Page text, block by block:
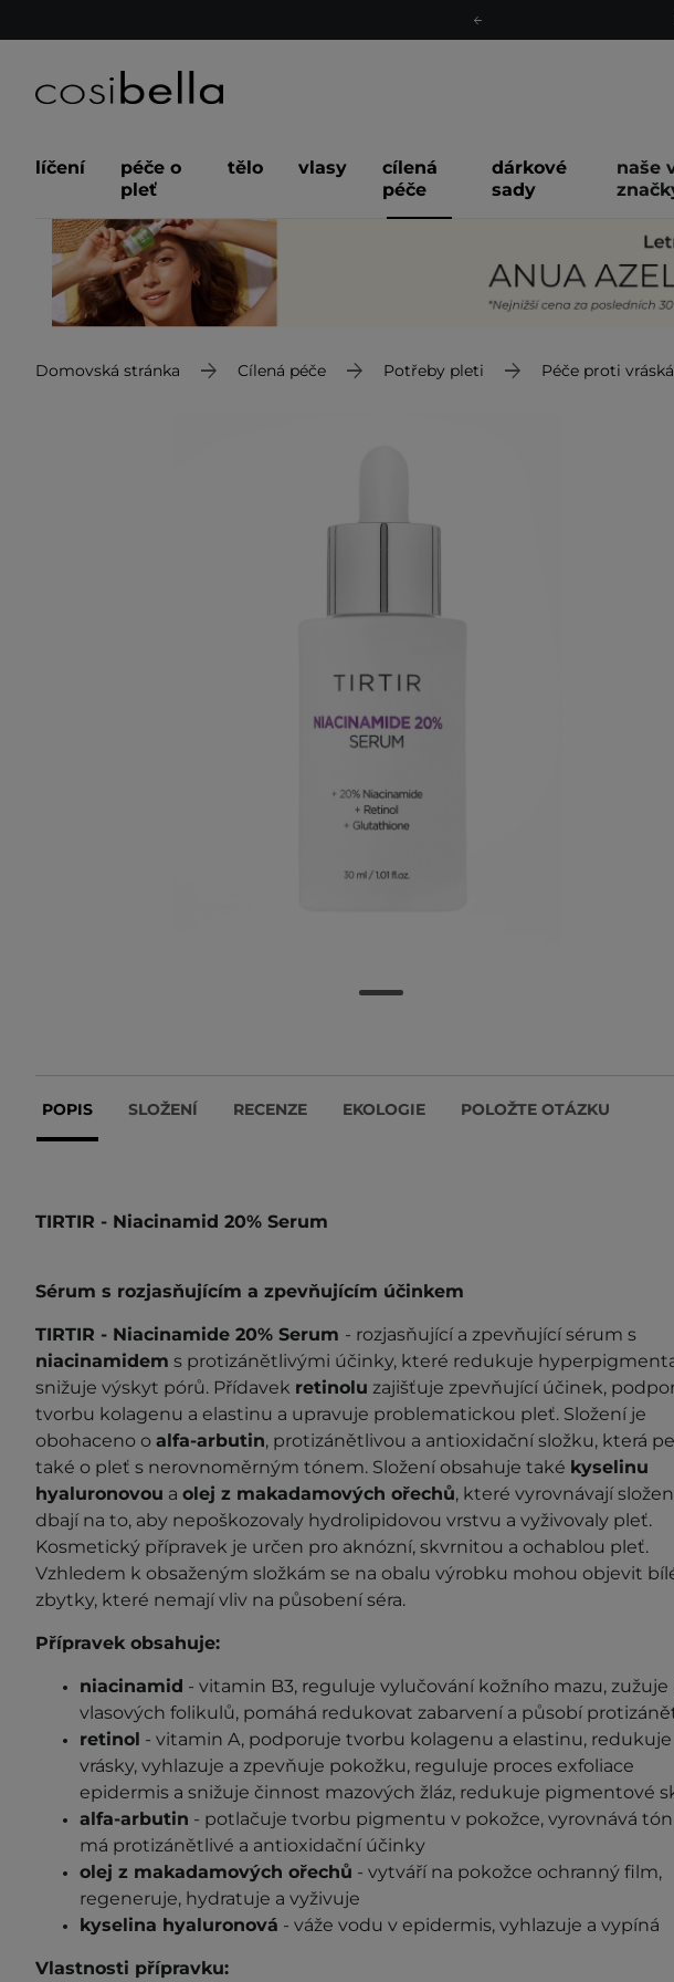
líčení
péče o
pleť
tělo vlasy
cílená
péče
dárkové
sady
naše
Domovská stránka Cílená péče Potřeby pleti Péče proti
POPIS SLOŽENÍ RECENZE EKOLOGIE POLOŽTE OTÁZKU
TIRTIR - Niacinamid 20% Serum
Sérum s rozjasňujícím a zpevňujícím účinkem
TIRTIR - Niacinamide 20% Serum - rozjasňující a zpevňující sérum s
niacinamidem s protizánětlivými účinky, které redukuje
snižuje výskyt pórů. Přídavek retinolu zajišťuje zpevňující účinek,
tvorbu kolagenu a elastinu a upravuje problematickou pleť. Složení je
obohaceno o alfa-arbutin, protizánětlivou a antioxidační složku, která
také o pleť s nerovnoměrným tónem. Složení obsahuje také kyselinu
hyaluronovou a olej z makadamových ořechů, které vyrovnávají
dbají na to, aby nepoškozovaly hydrolipidovou vrstvu a vyživovaly pleť.
Kosmetický přípravek je určen pro aknózní, skvrnitou a ochablou pleť.
Vzhledem k obsaženým složkám se na obalu výrobku mohou objevit
zbytky, které nemají vliv na působení séra.
Přípravek obsahuje:
niacinamid - vitamin B3, reguluje vylučování kožního mazu, zužuje
vlasových folikulů, pomáhá redukovat zabarvení a působí
retinol - vitamin A, podporuje tvorbu kolagenu a elastinu, redukuje
vrásky, vyhlazuje a zpevňuje pokožku, reguluje proces exfoliace
epidermis a snižuje činnost mazových žláz, redukuje pigmentové
alfa-arbutin - potlačuje tvorbu pigmentu v pokožce, vyrovnává
má protizánětlivé a antioxidační účinky
olej z makadamových ořechů - vytváří na pokožce ochranný film,
regeneruje, hydratuje a vyživuje
kyselina hyaluronová - váže vodu v epidermis, vyhlazuje a vypíná
Vlastnosti přípravku: